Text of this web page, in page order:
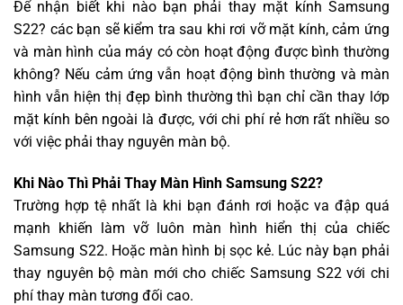
Để nhận biết khi nào bạn phải thay mặt kính Samsung
S22? các bạn sẽ kiểm tra sau khi rơi vỡ mặt kính, cảm ứng
và màn hình của máy có còn hoạt động được bình thường
không? Nếu cảm ứng vẫn hoạt động bình thường và màn
hình vẫn hiện thị đẹp bình thường thì bạn chỉ cần thay lớp
mặt kính bên ngoài là được, với chi phí rẻ hơn rất nhiều so
với việc phải thay nguyên màn bộ.
Khi Nào Thì Phải Thay Màn Hình Samsung S22?
Trường hợp tệ nhất là khi bạn đánh rơi hoặc va đập quá
mạnh khiến làm vỡ luôn màn hình hiển thị của chiếc
Samsung S22. Hoặc màn hình bị sọc kẻ. Lúc này bạn phải
thay nguyên bộ màn mới cho chiếc Samsung S22 với chi
phí thay màn tương đối cao.